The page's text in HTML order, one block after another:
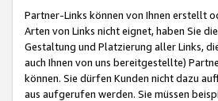
Partner-Links können von Ihnen erstellt
Arten von Links nicht eignet, haben Sie
Gestaltung und Platzierung aller Links,
auch Ihnen von uns bereitgestellte)
können. Sie dürfen Kunden nicht dazu
aus aufgerufen werden. Sie müssen